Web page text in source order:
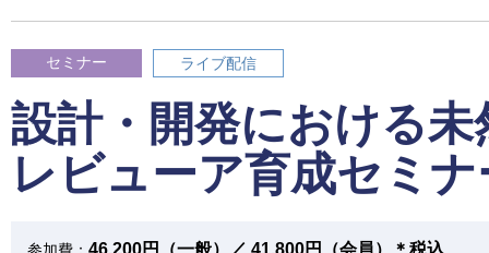
セミナー ライブ配信
設計・開発における
レビューア育成セミナ
46,200円（一般）／ 41,800円（会員）＊税込